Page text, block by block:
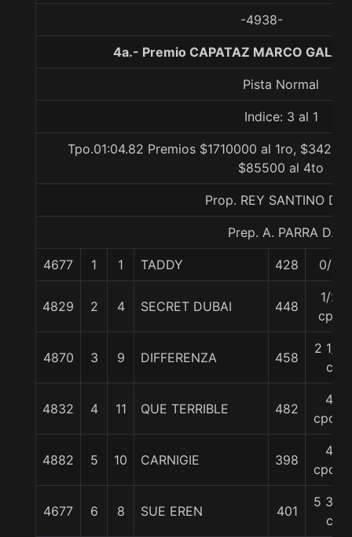
-4938-
4a.- Premio CAPATAZ MARCO
Pista Normal
Indice: 3 al 1
Tpo.01:04.82 Premios $1710000 al 1ro,
$85500 al 4to
Prop. REY SANTINO
Prep. A. PARRA D.
4677 1 1 TADDY 428 0/0
4829 2 4 SECRET DUBAI 448
1/2
cpo
4870 3 9 DIFFERENZA 458
2 1/2
c
4832 4 11 QUE TERRIBLE 482
4
cpos.
4882 5 10 CARNIGIE 398
4
cpos.
4677 6 8 SUE EREN 401
5 3/4
c